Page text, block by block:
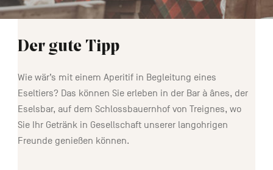
Der gute Tipp
Wie wär’s mit einem Aperitif in Begleitung eines
Eseltiers? Das können Sie erleben in der Bar à ânes, der
Eselsbar, auf dem Schlossbauernhof von Treignes, wo
Sie Ihr Getränk in Gesellschaft unserer langohrigen
Freunde genießen können.